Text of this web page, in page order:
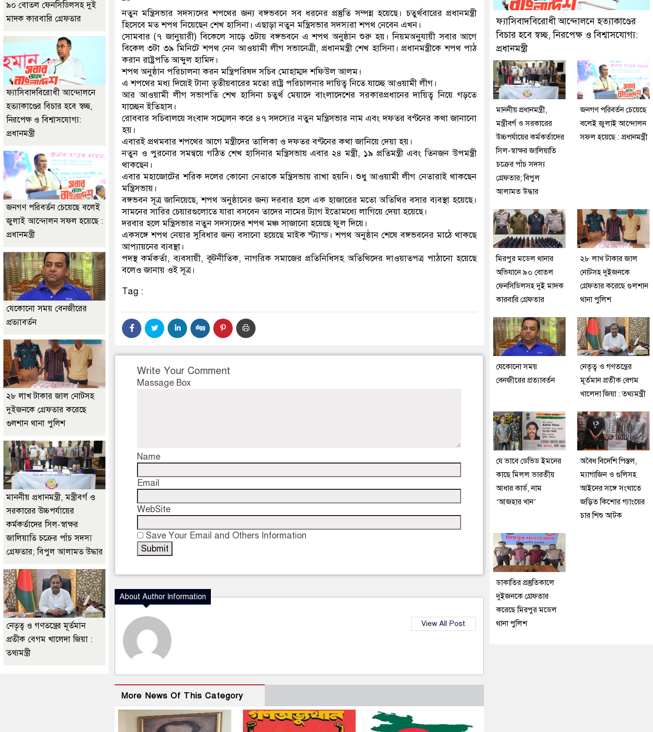
ডাকাতির প্রস্তুতিকালে দুইজনকে গ্রেফতার করেছে মিরপুর মডেল থানা পুলিশ
নতুন মন্ত্রিসভার সদস্যদের শপথের জন্য বঙ্গভবনে সব ধরনের প্রস্তুতি সম্পন্ন হয়েছে। চতুর্থবারের প্রধানমন্ত্রী
হিসেবে মত শপথ নিয়েছেন শেখ হাসিনা। এছাড়া নতুন মন্ত্রিসভার সদস্যরা শপথ নেবেন এখন।
সোমবার (৭ জানুয়ারী) বিকেলে সাড়ে ৩টায় বঙ্গভবনে এ শপথ অনুষ্ঠান শুরু হয়। নিয়মঅনুযায়ী সবার আগে
বিকেল ৩টা ৩৯ মিনিটে শপথ নেন আওয়ামী লীগ সভানেত্রী, প্রধানমন্ত্রী শেখ হাসিনা। প্রধানমন্ত্রীকে শপথ পাঠ
করান রাষ্ট্রপতি আব্দুল হামিদ।
শপথ অনুষ্ঠান পরিচালনা করন মন্ত্রিপরিষদ সচিব মোহাম্মদ শফিউল আলম।
এ শপথের মধ্য দিয়েই টানা তৃতীয়বারের মতো রাষ্ট্র পরিচালনার দায়িত্ব নিতে যাচ্ছে আওয়ামী লীগ।
আর আওয়ামী লীগ সভাপতি শেখ হাসিনা চতুর্থ মেয়াদে বাংলাদেশের সরকারপ্রধানের দায়িত্ব নিয়ে গড়তে
যাচ্ছেন ইতিহাস।
রোববার সচিবালয়ে সংবাদ সম্মেলন করে ৪৭ সদস্যের নতুন মন্ত্রিসভার নাম এবং দফতর বণ্টনের কথা জানানো
হয়।
এবারই প্রথমবার শপথের আগে মন্ত্রীদের তালিকা ও দফতর বণ্টনের কথা জানিয়ে দেয়া হয়।
নতুন ও পুরনোর সমন্বয়ে গঠিত শেখ হাসিনার মন্ত্রিসভায় এবার ২৪ মন্ত্রী, ১৯ প্রতিমন্ত্রী এবং তিনজন উপমন্ত্রী
থাকছেন।
এবার মহাজোটের শরিক দলের কোনো নেতাকে মন্ত্রিসভায় রাখা হয়নি। শুধু আওয়ামী লীগ নেতারাই থাকছেন
মন্ত্রিসভায়।
বঙ্গভবন সূত্র জানিয়েছে, শপথ অনুষ্ঠানের জন্য দরবার হলে এক হাজারের মতো অতিথির বসার ব্যবস্থা হয়েছে।
সামনের সারির চেয়ারগুলোতে যারা বসবেন তাদের নামের ট্যাগ ইতোমধ্যে লাগিয়ে দেয়া হয়েছে।
দরবার হলে মন্ত্রিসভার নতুন সদস্যদের শপথ মঞ্চ সাজানো হয়েছে ফুল দিয়ে।
একসঙ্গে শপথ নেয়ার সুবিধার জন্য বসানো হয়েছে মাইক স্ট্যান্ড। শপথ অনুষ্ঠান শেষে বঙ্গভবনের মাঠে থাকছে
আপ্যায়নের ব্যবস্থা।
পদস্থ কর্মকর্তা, ব্যবসায়ী, কূটনীতিক, নাগরিক সমাজের প্রতিনিধিসহ অতিথিদের দাওয়াতপত্র পাঠানো হয়েছে
বলেও জানায় ওই সূত্র।
Tag :
Write Your Comment
Massage Box
Name
Email
WebSite
Save Your Email and Others Information
About Author Information
View All Post
More News Of This Category
৯০ বোতল ফেনসিডিলসহ দুই
মাদক কারবারি গ্রেফতার
ফ্যাসিবাদবিরোধী আন্দোলনে
হত্যাকাণ্ডের বিচার হবে স্বচ্ছ,
নিরপেক্ষ ও বিশ্বাসযোগ্য:
প্রধানমন্ত্রী
জনগণ পরিবর্তন চেয়েছে বলেই
জুলাই আন্দোলন সফল হয়েছে :
প্রধানমন্ত্রী
যেকোনো সময় বেনজীরের
প্রত্যাবর্তন
২৮ লাখ টাকার জাল নোটসহ
দুইজনকে গ্রেফতার করেছে
গুলশান থানা পুলিশ
মাননীয় প্রধানমন্ত্রী, মন্ত্রীবর্গ ও
সরকারের উচ্চপর্যায়ের
কর্মকর্তাদের সিল-স্বাক্ষর
জালিয়াতি চক্রের পাঁচ সদস্য
গ্রেফতার; বিপুল আলামত উদ্ধার
নেতৃত্ব ও গণতন্ত্রের মূর্তমান
প্রতীক বেগম খালেদা জিয়া :
তথ্যমন্ত্রী
ফ্যাসিবাদবিরোধী আন্দোলনে হত্যাকাণ্ডের
বিচার হবে স্বচ্ছ, নিরপেক্ষ ও বিশ্বাসযোগ্য:
প্রধানমন্ত্রী
মাননীয় প্রধানমন্ত্রী,
মন্ত্রীবর্গ ও সরকারের
উচ্চপর্যায়ের কর্মকর্তাদের
সিল-স্বাক্ষর জালিয়াতি
চক্রের পাঁচ সদস্য
গ্রেফতার; বিপুল
আলামত উদ্ধার
জনগণ পরিবর্তন চেয়েছে
বলেই জুলাই আন্দোলন
সফল হয়েছে : প্রধানমন্ত্রী
মিরপুর মডেল থানার
অভিযানে ৯০ বোতল
ফেনসিডিলসহ দুই মাদক
কারবারি গ্রেফতার
২৮ লাখ টাকার জাল
নোটসহ দুইজনকে
গ্রেফতার করেছে গুলশান
থানা পুলিশ
যেকোনো সময়
বেনজীরের প্রত্যাবর্তন
নেতৃত্ব ও গণতন্ত্রের
মূর্তমান প্রতীক বেগম
খালেদা জিয়া : তথ্যমন্ত্রী
যে ভাবে ডেভিড ইমনের
কাছে মিলল ভারতীয়
আধার কার্ড, নাম
‘আজহার খান’
অবৈধ বিদেশি পিস্তল,
ম্যাগাজিন ও গুলিসহ
আইনের সঙ্গে সংঘাতে
জড়িত কিশোর গ্যাংয়ের
চার শিশু আটক
ডাকাতির প্রস্তুতিকালে
দুইজনকে গ্রেফতার
করেছে মিরপুর মডেল
থানা পুলিশ